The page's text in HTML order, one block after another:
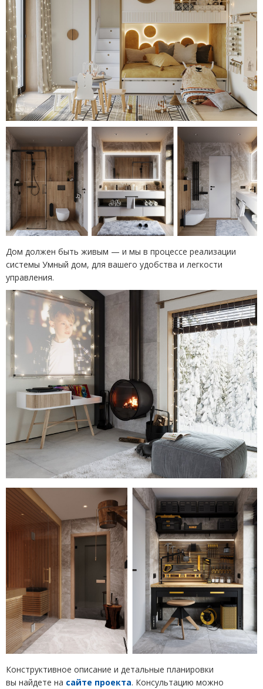
Дом должен быть живым — и мы в процессе реализации
системы Умный дом, для вашего удобства и легкости
управления.
Конструктивное описание и детальные планировки
вы найдете на сайте проекта. Консультацию можно